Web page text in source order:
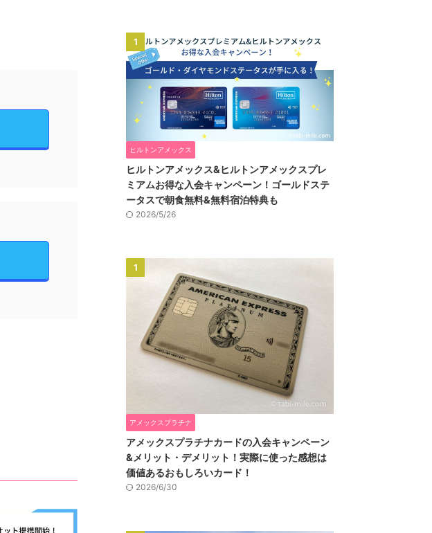
1
ヒルトンアメックス
ヒルトンアメックス&ヒルトンアメックスプレ
ミアムお得な入会キャンペーン！ゴールドステ
ータスで朝食無料&無料宿泊特典も
2026/5/26
1
アメックスプラチナ
アメックスプラチナカードの入会キャンペーン
&メリット・デメリット！実際に使った感想は
価値あるおもしろいカード！
2026/6/30